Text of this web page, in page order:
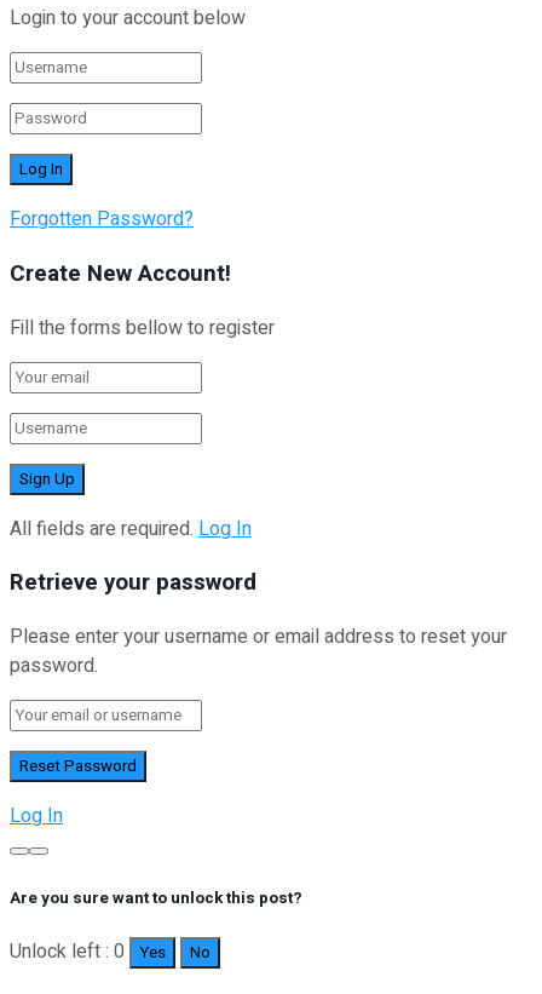
Login to your account below
Forgotten Password?
Create New Account!
Fill the forms bellow to register
All fields are required. Log In
Retrieve your password
Please enter your username or email address to reset your
password.
Log In
Are you sure want to unlock this post?
Unlock left : 0 Yes No